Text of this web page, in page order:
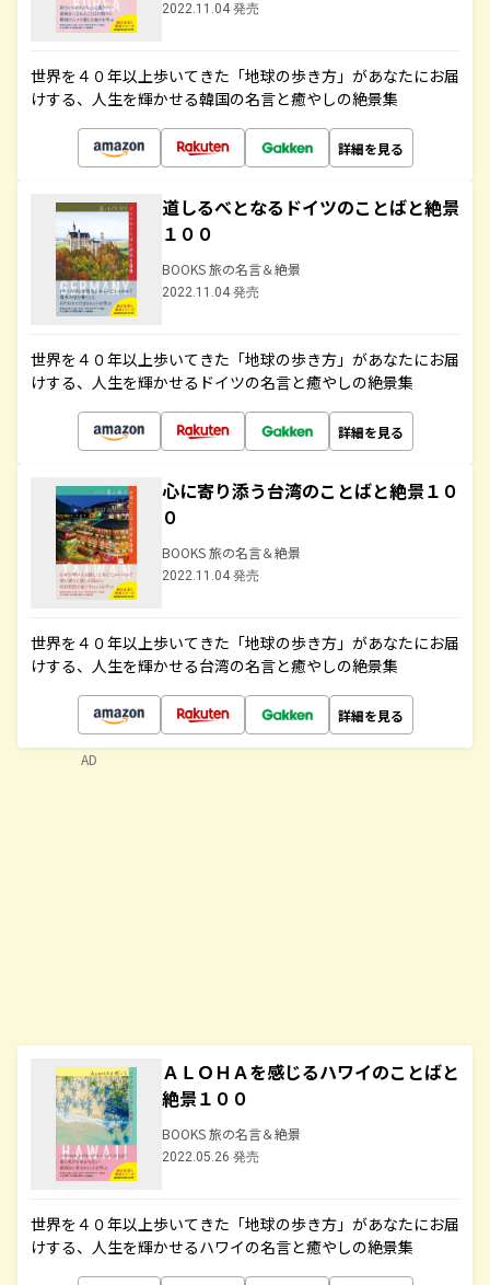
2022.11.04 発売
世界を４０年以上歩いてきた「地球の歩き方」があなたにお届
けする、人生を輝かせる韓国の名言と癒やしの絶景集
詳細を見る
道しるべとなるドイツのことばと絶景
１００
BOOKS 旅の名言＆絶景
2022.11.04 発売
世界を４０年以上歩いてきた「地球の歩き方」があなたにお届
けする、人生を輝かせるドイツの名言と癒やしの絶景集
詳細を見る
心に寄り添う台湾のことばと絶景１０
０
BOOKS 旅の名言＆絶景
2022.11.04 発売
世界を４０年以上歩いてきた「地球の歩き方」があなたにお届
けする、人生を輝かせる台湾の名言と癒やしの絶景集
詳細を見る
ＡＬＯＨＡを感じるハワイのことばと
絶景１００
BOOKS 旅の名言＆絶景
2022.05.26 発売
世界を４０年以上歩いてきた「地球の歩き方」があなたにお届
けする、人生を輝かせるハワイの名言と癒やしの絶景集
AD